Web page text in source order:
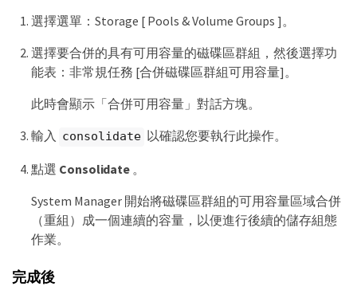
選擇選單：Storage [ Pools & Volume Groups ]。
選擇要合併的具有可用容量的磁碟區群組，然後選擇功
能表：非常規任務 [合併磁碟區群組可用容量]。
此時會顯示「合併可用容量」對話方塊。
輸入 consolidate 以確認您要執行此操作。
點選 Consolidate 。
System Manager 開始將磁碟區群組的可用容量區域合併
（重組）成一個連續的容量，以便進行後續的儲存組態
作業。
完成後